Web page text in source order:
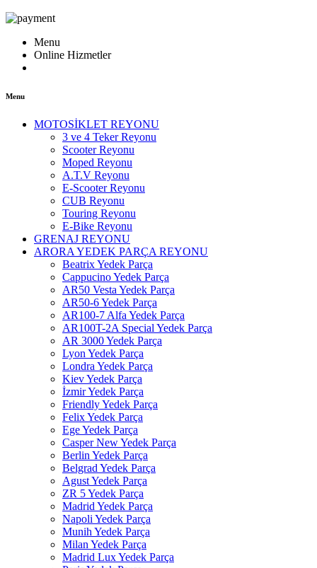
Menu
Online Hizmetler
Menu
MOTOSİKLET REYONU
3 ve 4 Teker Reyonu
Scooter Reyonu
Moped Reyonu
A.T.V Reyonu
E-Scooter Reyonu
CUB Reyonu
Touring Reyonu
E-Bike Reyonu
GRENAJ REYONU
ARORA YEDEK PARÇA REYONU
Beatrix Yedek Parça
Cappucino Yedek Parça
AR50 Vesta Yedek Parça
AR50-6 Yedek Parça
AR100-7 Alfa Yedek Parça
AR100T-2A Special Yedek Parça
AR 3000 Yedek Parça
Lyon Yedek Parça
Londra Yedek Parça
Kiev Yedek Parça
İzmir Yedek Parça
Friendly Yedek Parça
Felix Yedek Parça
Ege Yedek Parça
Casper New Yedek Parça
Berlin Yedek Parça
Belgrad Yedek Parça
Agust Yedek Parça
ZR 5 Yedek Parça
Madrid Yedek Parça
Napoli Yedek Parça
Munih Yedek Parça
Milan Yedek Parça
Madrid Lux Yedek Parça